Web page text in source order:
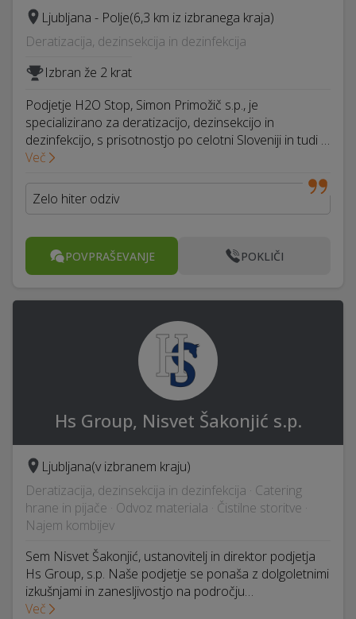
Ljubljana - Polje(6,3 km iz izbranega kraja)
Deratizacija, dezinsekcija in dezinfekcija
Izbran že 2 krat
Podjetje H2O Stop, Simon Primožič s.p., je
specializirano za deratizacijo, dezinsekcijo in
dezinfekcijo, s prisotnostjo po celotni Sloveniji in tudi …
Več
Zelo hiter odziv
POVPRAŠEVANJE POKLIČI
Hs Group, Nisvet Šakonjić s.p.
Ljubljana(v izbranem kraju)
Deratizacija, dezinsekcija in dezinfekcija · Catering
hrane in pijače · Odvoz materiala · Čistilne storitve ·
Najem kombijev
Sem Nisvet Šakonjić, ustanovitelj in direktor podjetja
Hs Group, s.p. Naše podjetje se ponaša z dolgoletnimi
izkušnjami in zanesljivostjo na področju…
Več